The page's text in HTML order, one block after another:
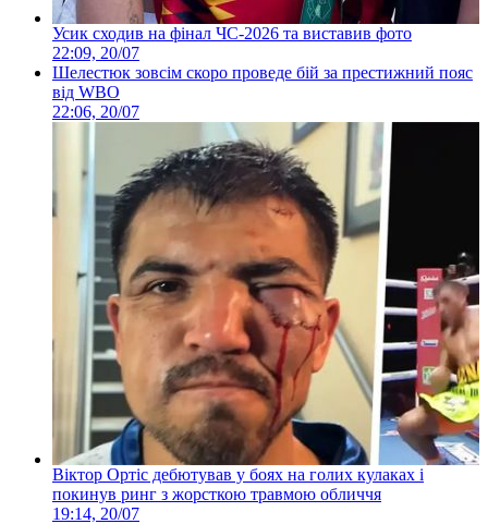
Усик сходив на фінал ЧС-2026 та виставив фото
22:09, 20/07
Шелестюк зовсім скоро проведе бій за престижний пояс
від WBO
22:06, 20/07
Віктор Ортіс дебютував у боях на голих кулаках і
покинув ринг з жорсткою травмою обличчя
19:14, 20/07